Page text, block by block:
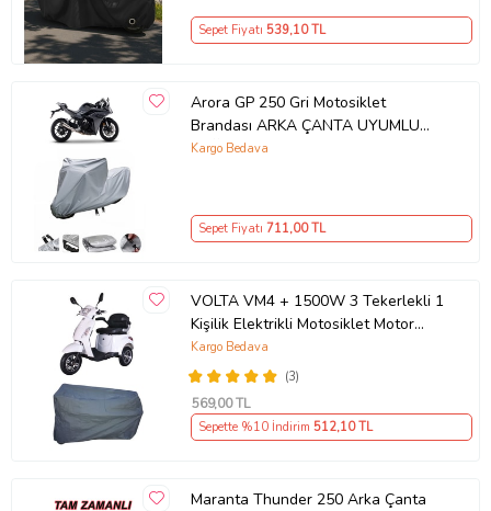
Sepet Fiyatı 539,10 TL
Arora GP 250 Gri Motosiklet
Brandası ARKA ÇANTA UYUMLU
DEĞİLDİR
Kargo Bedava
Sepet Fiyatı 711,00 TL
VOLTA VM4 + 1500W 3 Tekerlekli 1
Kişilik Elektrikli Motosiklet Motor
Koruma Brandası Ultra Dayanıklı
(3)
Kargo Bedava
569,00 TL
Sepette %10 İndirim 512,10 TL
Maranta Thunder 250 Arka Çanta